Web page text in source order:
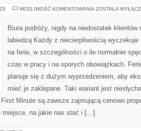
MOŻLIWOŚĆ KOMENTOWANIA WAKACJE
OKRES
DLA
ZOSTAŁA
Biura podróży, nigdy na niedostatek klientów
labiedzą Każdy z niecierpliwością wyczekuje
na ferie, w szczególności o ile normalnie
czas w pracy i na sporych obowiązkach.
planuje się z dużym wyprzedzeniem, aby
mieć je zaklepane. Taki wariant jest
Minute są zawsze zajmującą cenowo
miejsce, na jakie nas stać i […]